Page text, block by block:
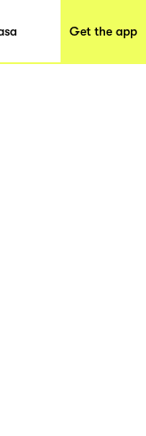
Get the app